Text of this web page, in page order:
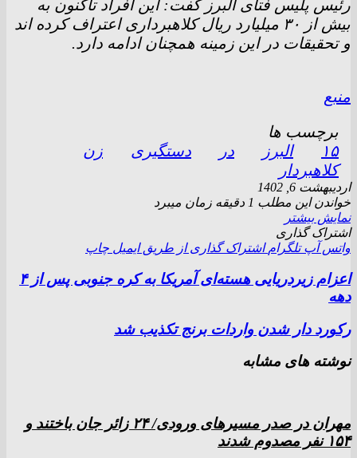
رئیس پلیس فتای البرز گفت: این افراد تاکنون به
بیش از ۳۰ میلیارد ریال کلاهبرداری اعتراف کرده اند
و تحقیقات در این زمینه همچنان ادامه دارد.
منبع
برچسب ها
۱۵
البرز در دستگیری
زن
کلاهبردار
اردیبهشت 6, 1402
خواندن این مطلب 1 دقیقه زمان میبرد
نمایش بیشتر
اشتراک گذاری
واتس آپ تلگرام اشتراک گذاری از طریق ایمیل چاپ
اعزام زیردریایی هسته‌ای آمریکا به کره جنوبی پس از ۴
دهه
رکورد دار شدن واردات برنج تکذیب شد
نوشته های مشابه
مهران در صدر مسیر‌های ورودی/ ۲۴ زائر جان باختند و
۱۵۴ نفر مصدوم شدند